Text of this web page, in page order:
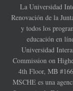
La Universidad
Renovación de la
y todos los
educación en
Universidad
Commission on
4th Floor, MB
MSCHE es una